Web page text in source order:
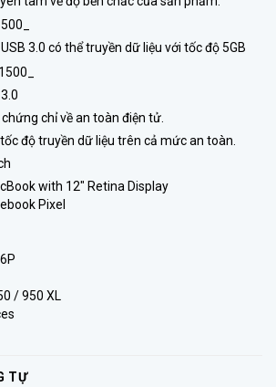
3.0 có thể truyền dữ liệu với tốc độ 5GB
chỉ về an toàn điện tử.
độ truyền dữ liệu trên cả mức an toàn.
with 12″ Retina Display
Pixel
/ 950 XL
TỰ